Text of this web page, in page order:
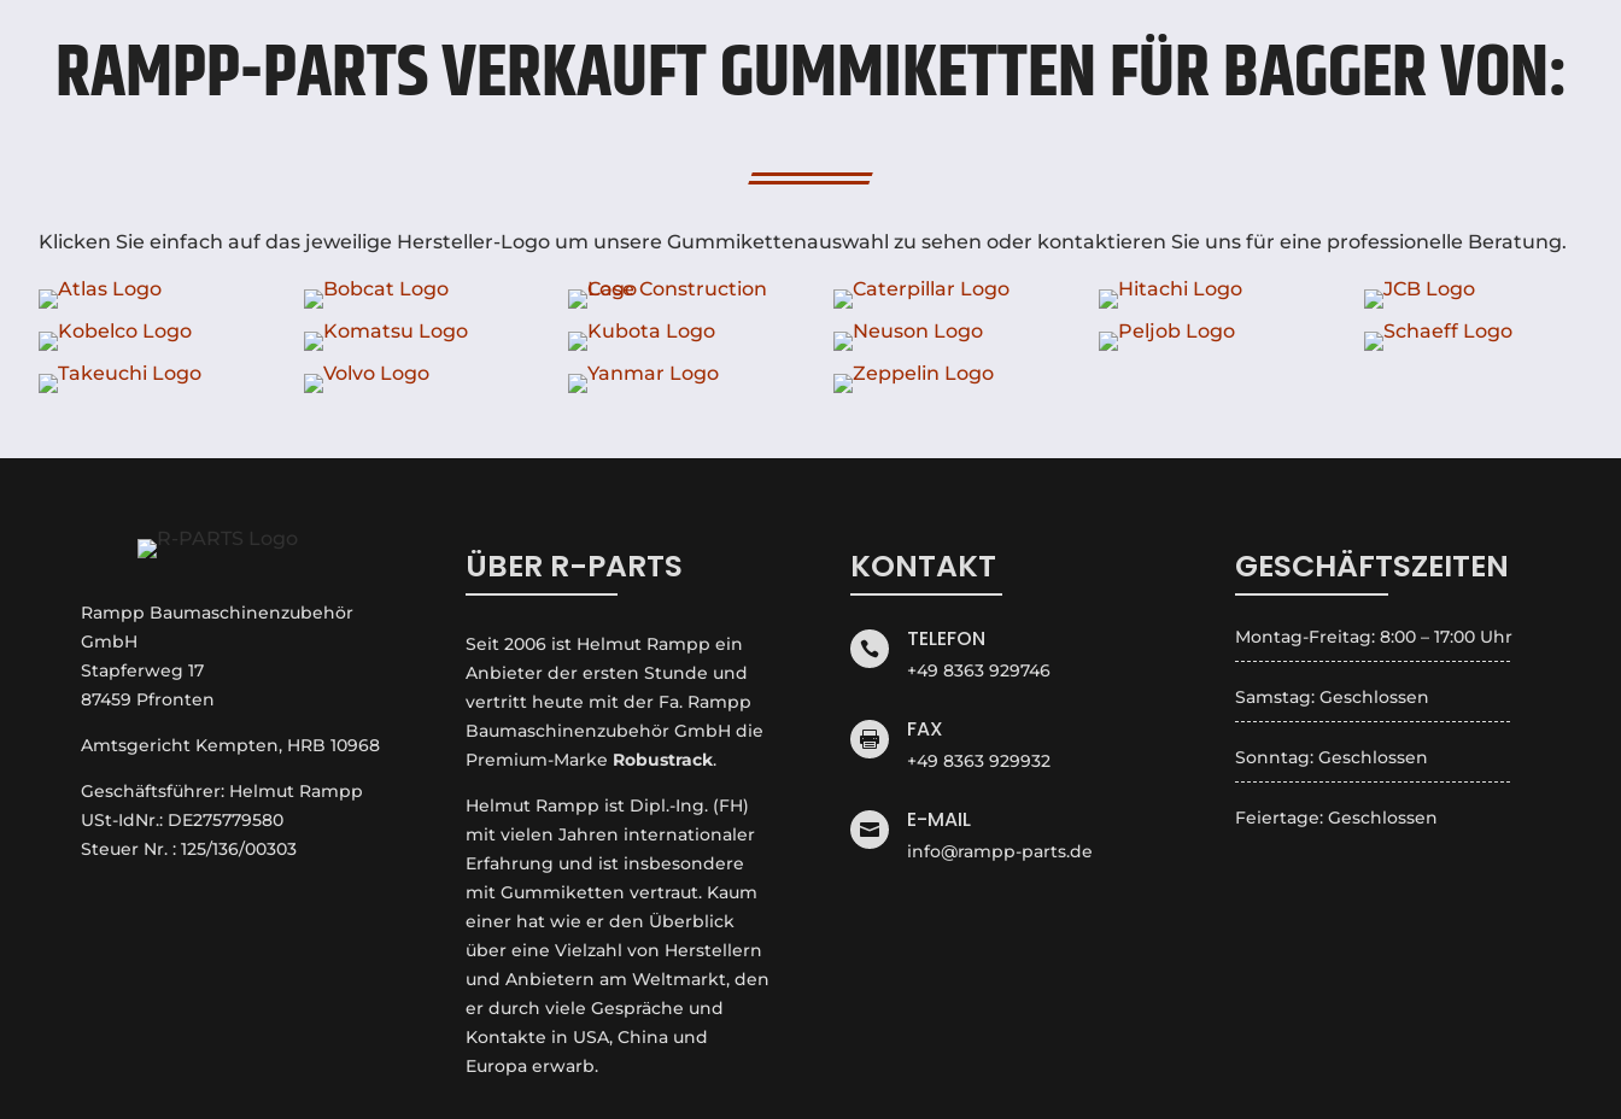
RAMPP-PARTS VERKAUFT GUMMIKETTEN FÜR BAGGER VON:
Klicken Sie einfach auf das jeweilige Hersteller-Logo um unsere Gummikettenauswahl zu sehen oder kontaktieren Sie uns für eine professionelle Beratung.
Rampp Baumaschinenzubehör
GmbH
Stapferweg 17
87459 Pfronten
Amtsgericht Kempten, HRB 10968
Geschäftsführer: Helmut Rampp
USt-IdNr.: DE275779580
Steuer Nr. : 125/136/00303
ÜBER R-PARTS
Seit 2006 ist Helmut Rampp ein
An­bieter der ersten Stunde und
vertritt heute mit der Fa. Rampp
Baumaschinenzubehör GmbH die
Premium-Marke Robustrack.
Helmut Rampp ist Dipl.-Ing. (FH)
mit vielen Jahren internationaler
Erfahrung und ist insbesondere
mit Gummiketten vertraut. Kaum
einer hat wie er den Überblick
über eine Vielzahl von Herstellern
und Anbietern am Weltmarkt, den
er durch viele Gespräche und
Kontakte in USA, China und
Europa erwarb.
KONTAKT
 TELEFON
+49 8363 929746
 FAX
+49 8363 929932
 E-MAIL
info@rampp-parts.de
GESCHÄFTSZEITEN
Montag-Freitag: 8:00 – 17:00 Uhr
Samstag: Geschlossen
Sonntag: Geschlossen
Feiertage: Geschlossen